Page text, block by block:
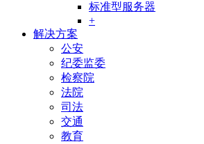
标准型服务器
+
解决方案
公安
纪委监委
检察院
法院
司法
交通
教育